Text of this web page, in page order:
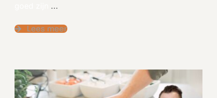
...
Lees meer